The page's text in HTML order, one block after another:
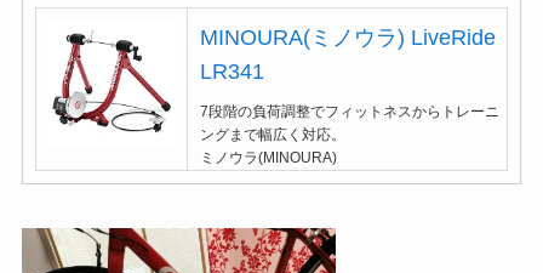
MINOURA(ミノウラ) LiveRide
LR341
7段階の負荷調整でフィットネスからトレーニ
ングまで幅広く対応。
ミノウラ(MINOURA)